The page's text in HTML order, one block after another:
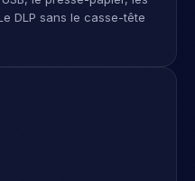
DLP sans le casse-tête